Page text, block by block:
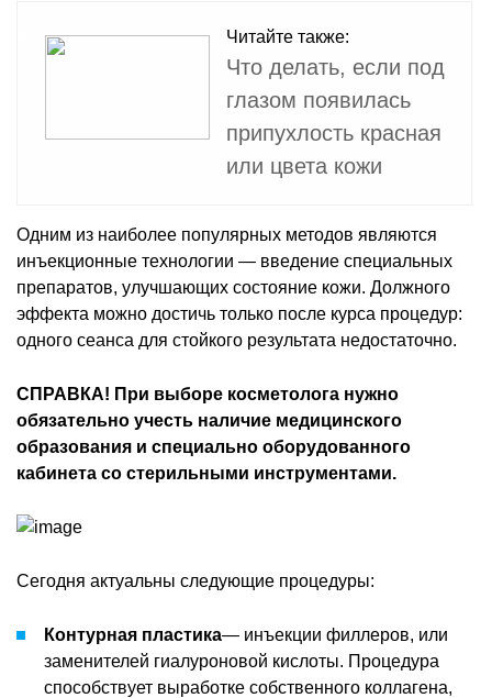
Читайте также:
Что делать, если под
глазом появилась
припухлость красная
или цвета кожи
Одним из наиболее популярных методов являются
инъекционные технологии — введение специальных
препаратов, улучшающих состояние кожи. Должного
эффекта можно достичь только после курса процедур:
одного сеанса для стойкого результата недостаточно.
СПРАВКА! При выборе косметолога нужно
обязательно учесть наличие медицинского
образования и специально оборудованного
кабинета со стерильными инструментами.
Сегодня актуальны следующие процедуры:
Контурная пластика— инъекции филлеров, или
заменителей гиалуроновой кислоты. Процедура
способствует выработке собственного коллагена,